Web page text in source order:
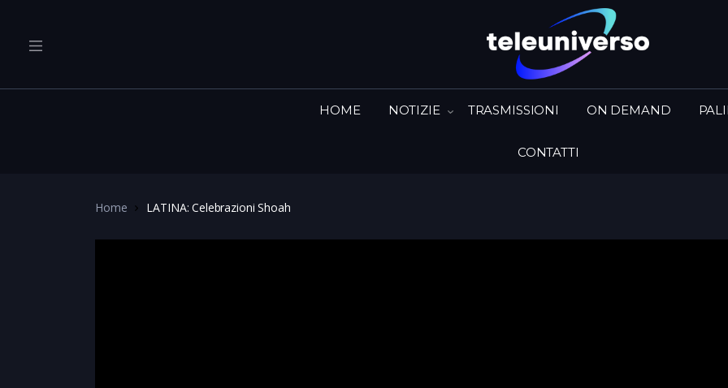
HOME NOTIZIE TRASMISSIONI ON DEMAND
CONTATTI
Home LATINA: Celebrazioni Shoah